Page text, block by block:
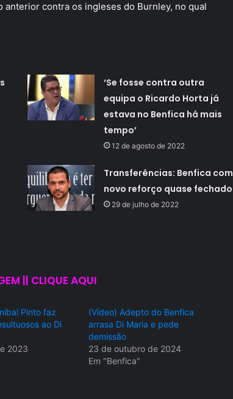
anterior contra os ingleses do Burnley, no qual
‘Se fosse contra outra
equipa o Ricardo Horta já
estava no Benfica há mais
tempo’
12 de agosto de 2022
Transferências: Benfica com
novo reforço quase fechado
29 de julho de 2022
|| CLIQUE AQUI
Pinto faz
ao Di
2023
(Vídeo) Adepto do Benfica
arrasa Di Maria e pede
demissão
23 de outubro de 2024
Em "Benfica"